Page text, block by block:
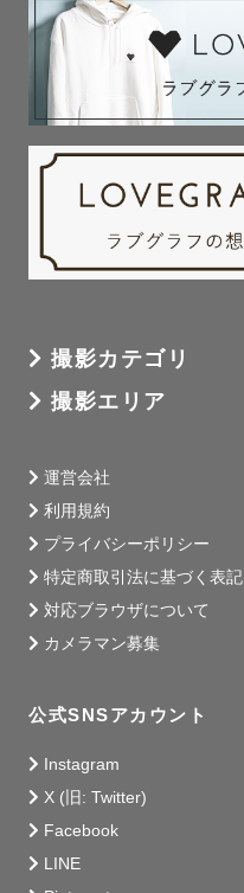
撮影カテゴリ
撮影エリア
運営会社
利用規約
プライバシーポリシー
特定商取引法に基づく表記
対応ブラウザについて
カメラマン募集
公式SNSアカウント
Instagram
X (旧: Twitter)
Facebook
LINE